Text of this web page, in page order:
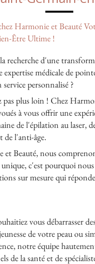
Harmonie et Beauté
Être Ultime !
recherche d'une
expertise médicale de
personnalisé ?
pas plus loin ! Chez
à vous offrir une
de l'épilation au laser,
de l'anti-âge.
Beauté, nous
c'est pourquoi
sur mesure qui
vous débarrasser
de votre peau ou
notre équipe
de la santé et de